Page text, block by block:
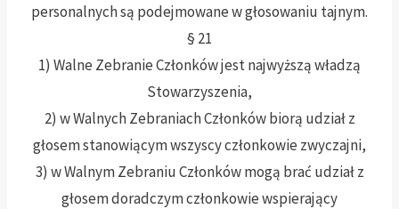
personalnych są podejmowane w głosowaniu tajnym.
§ 21
1) Walne Zebranie Członków jest najwyższą władzą
Stowarzyszenia,
2) w Walnych Zebraniach Członków biorą udział z
głosem stanowiącym wszyscy członkowie zwyczajni,
3) w Walnym Zebraniu Członków mogą brać udział z
głosem doradczym członkowie wspierający